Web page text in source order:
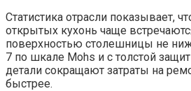
Статистика отрасли показывает,
открытых кухонь чаще
поверхностью столешницы не
7 по шкале Mohs и с толстой
детали сокращают затраты на
быстрее.